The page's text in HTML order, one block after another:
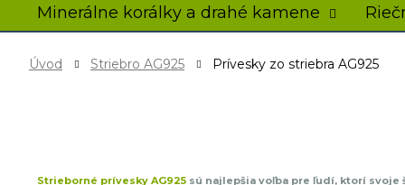
Minerálne korálky a drahé kamene
Úvod Striebro AG925 Prívesky zo striebra AG925
Strieborné prívesky AG925sú najlepšia voľba pre ľudí, ktorí svoje